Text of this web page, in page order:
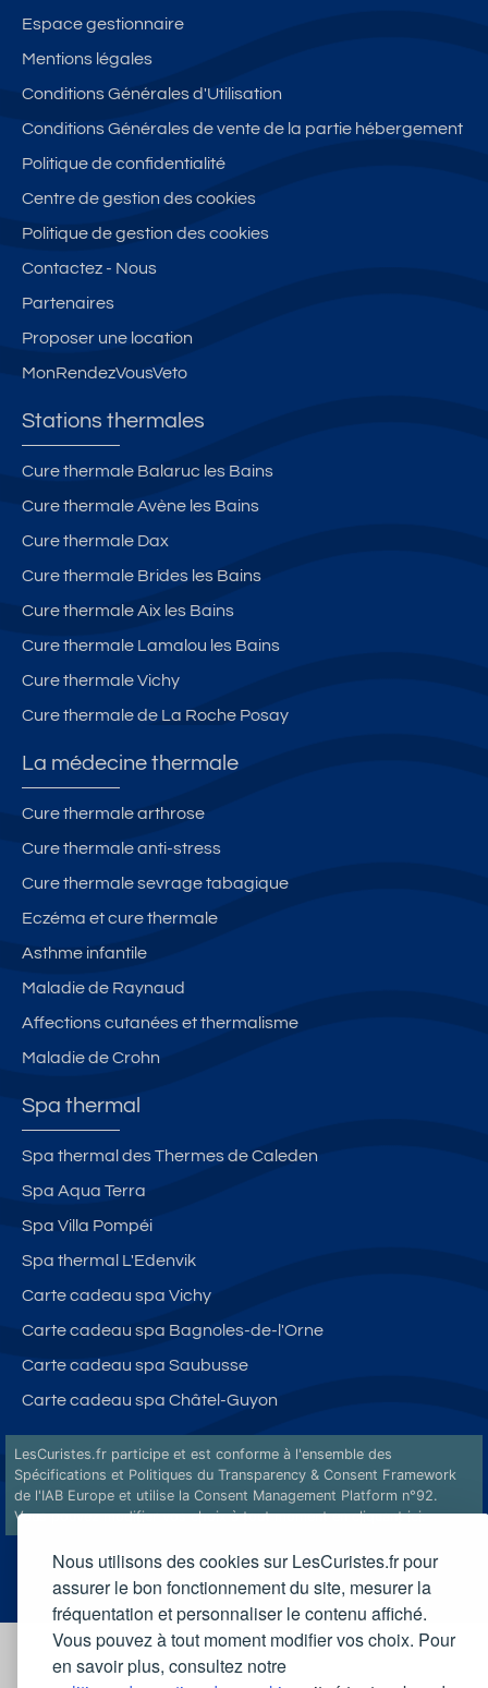
Nous utilisons des cookies sur LesCuristes.fr pour
assurer le bon fonctionnement du site, mesurer la
fréquentation et personnaliser le contenu affiché.
Vous pouvez à tout moment modifier vos choix. Pour
en savoir plus, consultez notre
Espace gestionnaire
Mentions légales
Conditions Générales d'Utilisation
Conditions Générales de vente de la partie hébergement
Politique de confidentialité
Centre de gestion des cookies
Politique de gestion des cookies
Contactez - Nous
Partenaires
Proposer une location
MonRendezVousVeto
Stations thermales
Cure thermale Balaruc les Bains
Cure thermale Avène les Bains
Cure thermale Dax
Cure thermale Brides les Bains
Cure thermale Aix les Bains
Cure thermale Lamalou les Bains
Cure thermale Vichy
Cure thermale de La Roche Posay
La médecine thermale
Cure thermale arthrose
Cure thermale anti-stress
Cure thermale sevrage tabagique
Eczéma et cure thermale
Asthme infantile
Maladie de Raynaud
Affections cutanées et thermalisme
Maladie de Crohn
Spa thermal
Spa thermal des Thermes de Caleden
Spa Aqua Terra
Spa Villa Pompéi
Spa thermal L'Edenvik
Carte cadeau spa Vichy
Carte cadeau spa Bagnoles-de-l'Orne
Carte cadeau spa Saubusse
Carte cadeau spa Châtel-Guyon
LesCuristes.fr participe et est conforme à l'ensemble des
Spécifications et Politiques du Transparency & Consent Framework
de l'IAB Europe et utilise la Consent Management Platform n°92.
Vous pouvez modifier vos choix à tout moment encliquant ici.